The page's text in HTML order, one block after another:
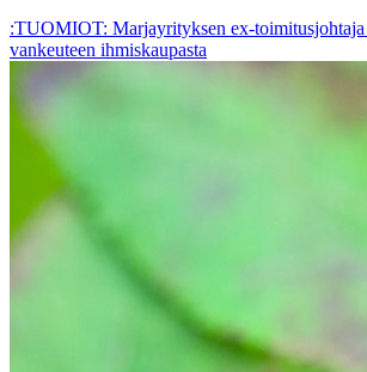
:TUOMIOT: Marjayrityksen ex-
vankeuteen ihmiskaupasta